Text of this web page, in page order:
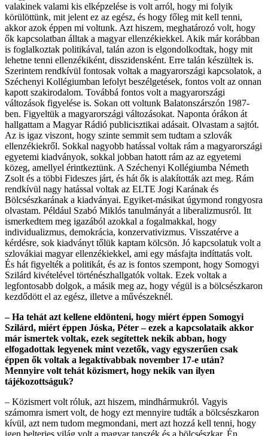
valakinek valami kis elképzelése is volt arról, hogy mi folyik
körülöttünk, mit jelent ez az egész, és hogy főleg mit kell tenni,
akkor azok éppen mi voltunk. Azt hiszem, meghatározó volt, hogy
ők kapcsolatban álltak a magyar ellenzékiekkel. Akik már korábban
is foglalkoztak politikával, talán azon is elgondolkodtak, hogy mit
lehetne tenni ellenzékiként, disszidensként. Erre talán készültek is.
Szerintem rendkívül fontosak voltak a magyarországi kapcsolatok, a
Széchenyi Kollégiumban lefolyt beszélgetések, fontos volt az onnan
kapott szakirodalom. Továbbá fontos volt a magyarországi
változások figyelése is. Sokan ott voltunk Balatonszárszón 1987-
ben. Figyeltük a magyarországi változásokat. Naponta órákon át
hallgattam a Magyar Rádió publicisztikai adásait. Olvastam a sajtót.
Az is igaz viszont, hogy szinte semmit sem tudtam a szlovák
ellenzékiekről. Sokkal nagyobb hatással voltak rám a magyarországi
egyetemi kiadványok, sokkal jobban hatott rám az az egyetemi
közeg, amellyel érintkeztünk. A Széchenyi Kollégiumba Németh
Zsolt és a többi Fideszes járt, és hát ők is alakították azt meg. Rám
rendkívül nagy hatással voltak az ELTE Jogi Karának és
Bölcsészkarának a kiadványai. Egyiket-másikat úgymond rongyosra
olvastam. Például Szabó Miklós tanulmányát a liberalizmusról. Itt
ismerkedtem meg igazából azokkal a fogalmakkal, hogy
individualizmus, demokrácia, konzervativizmus. Visszatérve a
kérdésre, sok kiadványt tőlük kaptam kölcsön. Jó kapcsolatuk volt a
szlovákiai magyar ellenzékiekkel, ami egy másfajta indíttatás volt.
És hát figyelték a politikát, és az is fontos szempont, hogy Somogyi
Szilárd kivételével történészhallgatók voltak. Ezek voltak a
legfontosabb dolgok, a másik meg az, hogy végül is a bölcsészkaron
kezdődött el az egész, illetve a művészeknél.
– Ha tehát azt kellene eldönteni, hogy miért éppen Somogyi
Szilárd, miért éppen Jóska, Péter – ezek a kapcsolataik akkor
már ismertek voltak, ezek segítettek nekik abban, hogy
elfogadottak legyenek mint vezetők, vagy egyszerűen csak
éppen ők voltak a legaktívabbak november 17-e után?
Mennyire volt tehát közismert, hogy nekik van ilyen
tájékozottságuk?
– Közismert volt róluk, azt hiszem, mindhármukról. Vagyis
számomra ismert volt, de hogy ezt mennyire tudták a bölcsészkaron
kívül, azt nem tudom megmondani, mert azt hozzá kell tenni, hogy
igen belterjes világ volt a magyar tanszék és a bölcsészkar. Én